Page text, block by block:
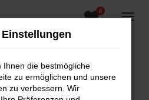
0
Ihnen die bestmögliche
zu ermöglichen und unsere
zu verbessern. Wir